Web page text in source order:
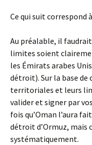
Ce qui suit correspond
Au préalable, il
limites soient
les Émirats arabes
détroit). Sur la base de
territoriales et leurs
valider et signer par
fois qu’Oman l’aura
détroit d’Ormuz, mais
systématiquement.